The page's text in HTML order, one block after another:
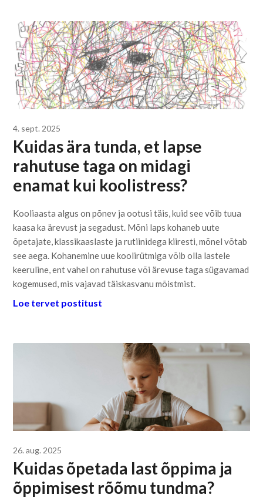
4. sept. 2025
Kuidas ära tunda, et lapse
rahutuse taga on midagi
enamat kui koolistress?
Kooliaasta algus on põnev ja ootusi täis, kuid see võib tuua
kaasa ka ärevust ja segadust. Mõni laps kohaneb uute
õpetajate, klassikaaslaste ja rutiinidega kiiresti, mõnel võtab
see aega. Kohanemine uue koolirütmiga võib olla lastele
keeruline, ent vahel on rahutuse või ärevuse taga sügavamad
kogemused, mis vajavad täiskasvanu mõistmist.
Loe tervet postitust
26. aug. 2025
Kuidas õpetada last õppima ja
õppimisest rõõmu tundma?